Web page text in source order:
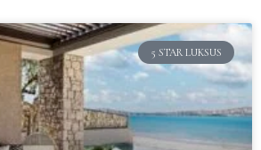
5 STAR LUKSUS